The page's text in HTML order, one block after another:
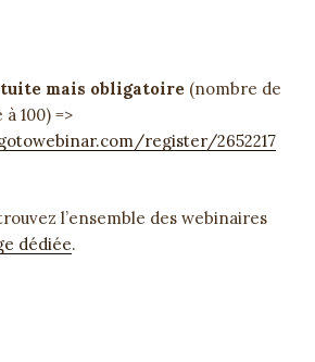
mais obligatoire (nombre de
100) =>
register/2652217
l’ensemble des webinaires
dédiée.